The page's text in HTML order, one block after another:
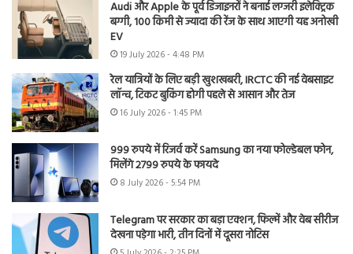
Audi और Apple के पूर्व डिजाइनरों ने बनाई लग्जरी इलेक्ट्रिक
बग्गी, 100 किमी से ज्यादा की रेंज के साथ आएगी यह अनोखी
EV
19 July 2026 - 4:48 PM
रेल यात्रियों के लिए बड़ी खुशखबरी, IRCTC की नई वेबसाइट
लॉन्च, टिकट बुकिंग होगी पहले से आसान और तेज
16 July 2026 - 1:45 PM
999 रुपये में रिजर्व करें Samsung का नया फोल्डेबल फोन,
मिलेंगे 2799 रुपये के फायदे
8 July 2026 - 5:54 PM
Telegram पर सरकार का बड़ा एक्शन, फिल्में और वेब सीरीज
देखना पड़ेगा भारी, तीन दिनों में दूसरा नोटिस